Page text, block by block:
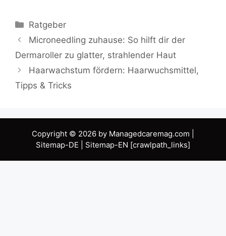
Ratgeber
Microneedling zuhause: So hilft dir der
Dermaroller zu glatter, strahlender Haut
Haarwachstum fördern: Haarwuchsmittel,
Tipps & Tricks
Copyright © 2026 by Managedcaremag.com |
Sitemap-DE
Sitemap-EN [crawlpath_links]